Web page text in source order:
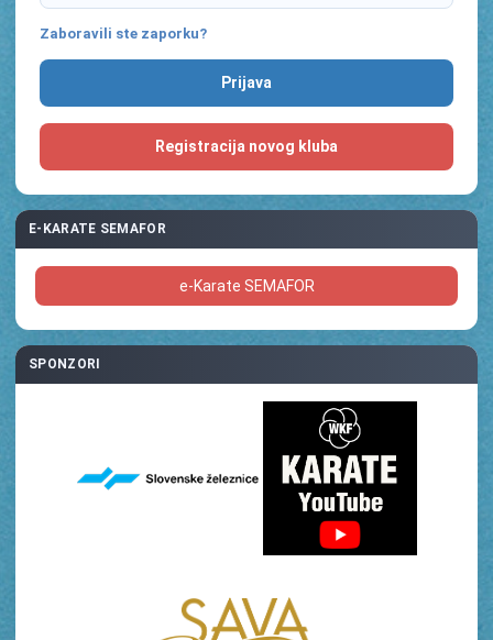
Zaboravili ste zaporku?
Registracija novog kluba
E-KARATE SEMAFOR
e-Karate SEMAFOR
SPONZORI